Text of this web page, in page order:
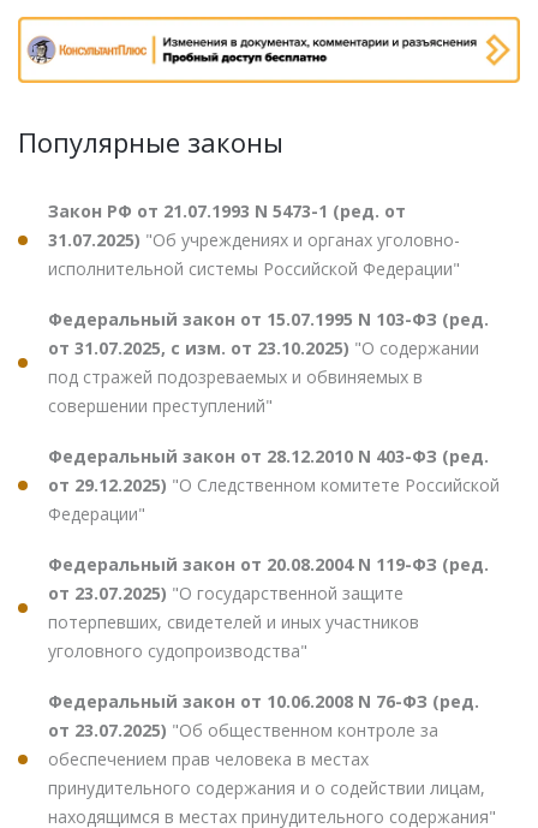
Популярные законы
Закон РФ от 21.07.1993 N 5473-1 (ред. от
31.07.2025) "Об учреждениях и органах уголовно-
исполнительной системы Российской Федерации"
Федеральный закон от 15.07.1995 N 103-ФЗ (ред.
от 31.07.2025, с изм. от 23.10.2025) "О содержании
под стражей подозреваемых и обвиняемых в
совершении преступлений"
Федеральный закон от 28.12.2010 N 403-ФЗ (ред.
от 29.12.2025) "О Следственном комитете Российской
Федерации"
Федеральный закон от 20.08.2004 N 119-ФЗ (ред.
от 23.07.2025) "О государственной защите
потерпевших, свидетелей и иных участников
уголовного судопроизводства"
Федеральный закон от 10.06.2008 N 76-ФЗ (ред.
от 23.07.2025) "Об общественном контроле за
обеспечением прав человека в местах
принудительного содержания и о содействии лицам,
находящимся в местах принудительного содержания"